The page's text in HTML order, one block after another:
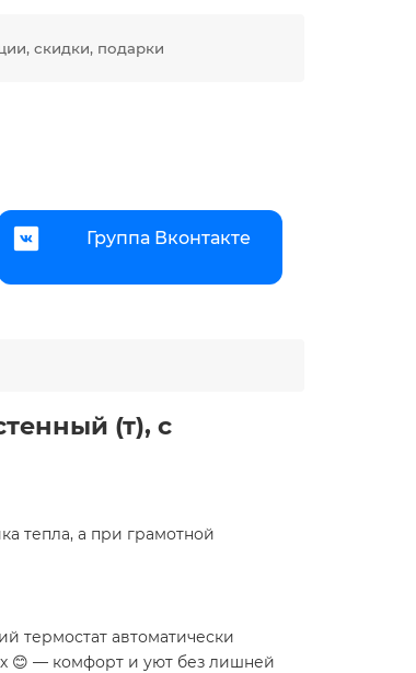
скидки, подарки
Группа Вконтакте
(т), с
тепла, а при грамотной
термостат автоматически
😊 — комфорт и уют без лишней